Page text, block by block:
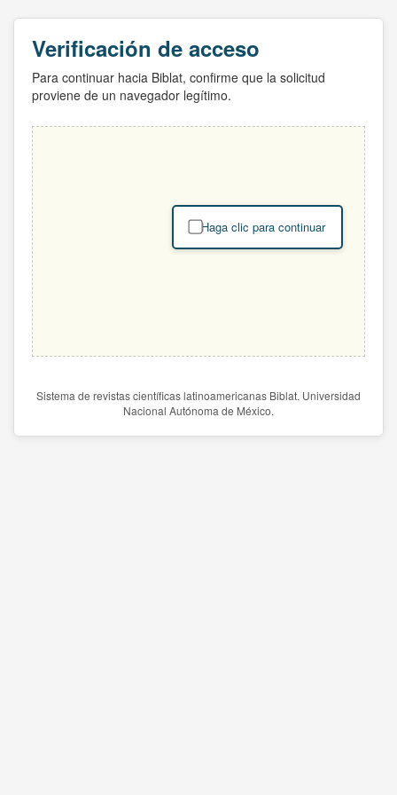
Verificación de acceso
Para continuar hacia Biblat, confirme que la solicitud
proviene de un navegador legítimo.
Haga clic para continuar
Sistema de revistas científicas latinoamericanas Biblat. Universidad
Nacional Autónoma de México.